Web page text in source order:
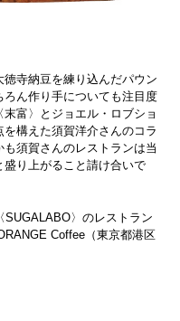
寺納豆を練り込んだパウン
ろん作り手についても注目度
富〉とジョエル・ロブショ
構えた須賀洋介さんのコラ
須賀さんのレストランは当
り上がること請け合いで
SUGALABO〉のレストラン
Coffee（東京都港区